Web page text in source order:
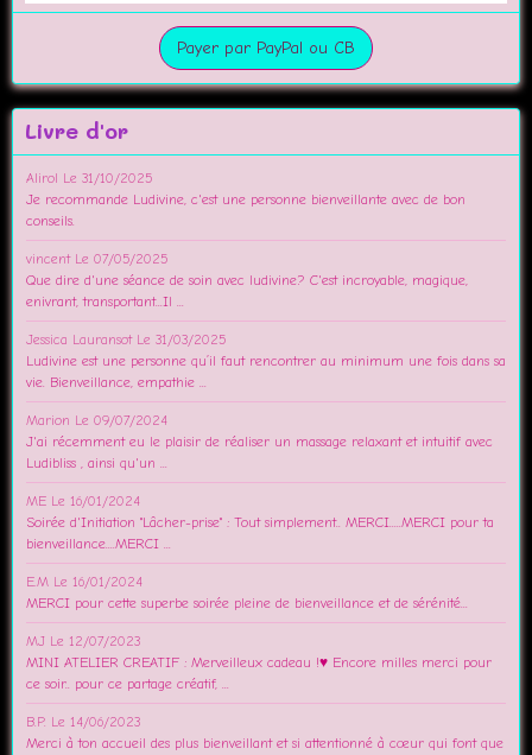
Payer par PayPal ou CB
Livre d'or
Alirol Le 31/10/2025
Je recommande Ludivine, c'est une personne bienveillante avec de bon
conseils.
vincent Le 07/05/2025
Que dire d'une séance de soin avec ludivine? C'est incroyable, magique,
enivrant, transportant...Il ...
Jessica Lauransot Le 31/03/2025
Ludivine est une personne qu’il faut rencontrer au minimum une fois dans sa
vie. Bienveillance, empathie ...
Marion Le 09/07/2024
J'ai récemment eu le plaisir de réaliser un massage relaxant et intuitif avec
Ludibliss , ainsi qu'un ...
ME Le 16/01/2024
Soirée d'Initiation "Lâcher-prise" : Tout simplement.. MERCI.....MERCI pour ta
bienveillance....MERCI ...
E.M Le 16/01/2024
MERCI pour cette superbe soirée pleine de bienveillance et de sérénité...
MJ Le 12/07/2023
MINI ATELIER CREATIF : Merveilleux cadeau !♥️ Encore milles merci pour
ce soir.. pour ce partage créatif, ...
B.P. Le 14/06/2023
Merci à ton accueil des plus bienveillant et si attentionné à cœur qui font que